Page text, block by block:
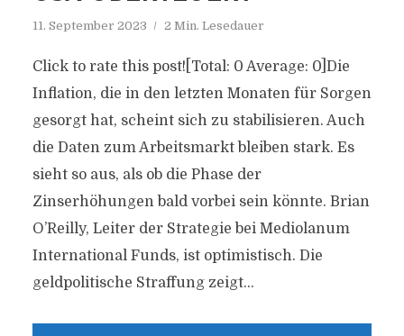
11. September 2023 2 Min. Lesedauer
Click to rate this post![Total: 0 Average: 0]Die
Inflation, die in den letzten Monaten für Sorgen
gesorgt hat, scheint sich zu stabilisieren. Auch
die Daten zum Arbeitsmarkt bleiben stark. Es
sieht so aus, als ob die Phase der
Zinserhöhungen bald vorbei sein könnte. Brian
O’Reilly, Leiter der Strategie bei Mediolanum
International Funds, ist optimistisch. Die
geldpolitische Straffung zeigt...